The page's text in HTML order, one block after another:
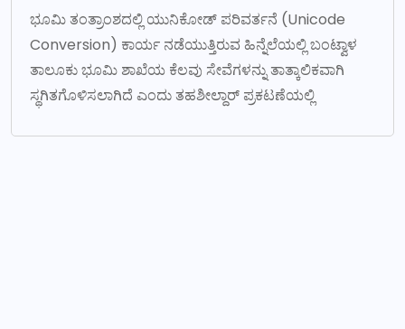
ಭೂಮಿ ತಂತ್ರಾಂಶದಲ್ಲಿ ಯುನಿಕೋಡ್ ಪರಿವರ್ತನೆ (Unicode
Conversion) ಕಾರ್ಯ ನಡೆಯುತ್ತಿರುವ ಹಿನ್ನೆಲೆಯಲ್ಲಿ ಬಂಟ್ವಾಳ
ತಾಲೂಕು ಭೂಮಿ ಶಾಖೆಯ ಕೆಲವು ಸೇವೆಗಳನ್ನು ತಾತ್ಕಾಲಿಕವಾಗಿ
ಸ್ಥಗಿತಗೊಳಿಸಲಾಗಿದೆ ಎಂದು ತಹಶೀಲ್ದಾರ್ ಪ್ರಕಟಣೆಯಲ್ಲಿ